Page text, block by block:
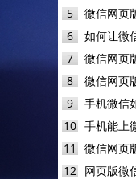
5
微信网页
6
如何让微
7
微信网页
8
微信网页
9
手机微信
10 手机能上
11
微信网页
12 网页版微